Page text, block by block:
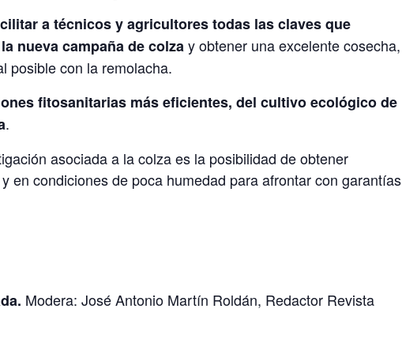
a técnicos y agricultores todas las claves que
nueva campaña de colzay obtener una excelente cosecha,
posible con la remolacha.
fitosanitarias más eficientes, del cultivo ecológico de
.
asociada a la colza es la posibilidad de obtener
en condiciones de poca humedad para afrontar con garantías
Modera: José Antonio Martín Roldán, Redactor Revista